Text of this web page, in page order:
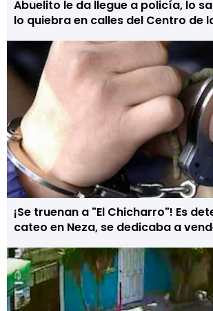
Abuelito le da llegue a policía, lo
lo quiebra en calles del Centro de
¡Se truenan a "El Chicharro"! Es
cateo en Neza, se dedicaba a